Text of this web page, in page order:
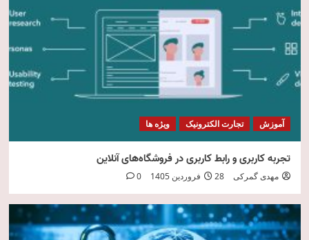
5
امنیت فناوری اطلاعات
آموزش تجارت الکترونیک ویژه ها
تجربه کاربری و رابط کاربری در فروشگاه‌های آنلاین
مهدی گمرکی 28 فروردین 1405 0